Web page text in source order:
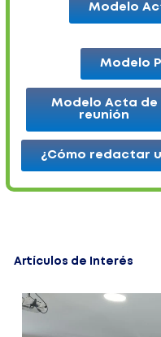
Modelo
Modelo
Modelo Acta de
reunión
¿Cómo redactar
Artículos de Interés